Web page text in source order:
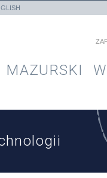
MAZURSKI